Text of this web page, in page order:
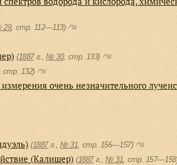
, cтр. 112—113)
(1887г.,№ 30, cтр. 133)
cтр. 132)
очень незначительного
(1887г.,№ 31, cтр. 156—157)
(Калишер) (1887г.,№ 31, cтр.